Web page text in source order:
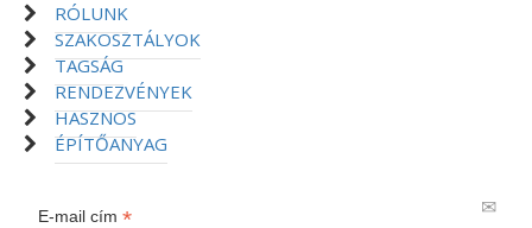
RÓLUNK
SZAKOSZTÁLYOK
TAGSÁG
RENDEZVÉNYEK
HASZNOS
ÉPÍTŐANYAG
E-mail cím*